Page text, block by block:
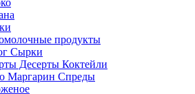
продукты
Сырки
Десерты Коктейли
Маргарин Спреды